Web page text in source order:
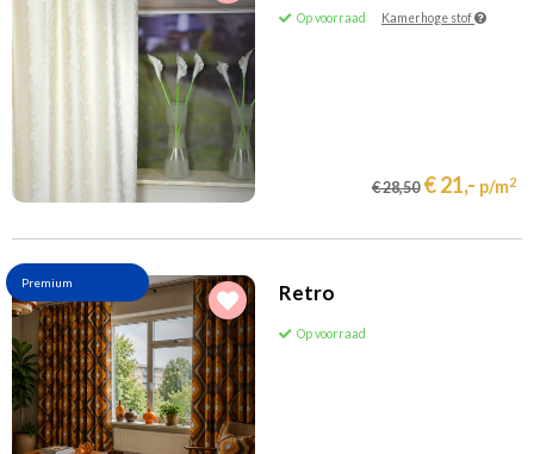
Op voorraad Kamerhoge stof
€ 28,50 € 21,- p/m2
Premium Retro
Op voorraad